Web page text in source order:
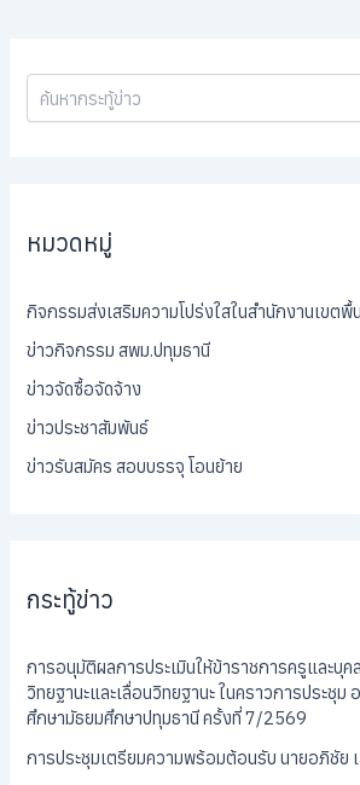
หมวดหมู่
กิจกรรมส่งเสริมความโปร่งใสในสำนักงานเขตพื้
ข่าวกิจกรรม สพม.ปทุมธานี
ข่าวจัดซื้อจัดจ้าง
ข่าวประชาสัมพันธ์
ข่าวรับสมัคร สอบบรรจุ โอนย้าย
กระทู้ข่าว
การอนุมัติผลการประเมินให้ข้าราชการครูและบุ
วิทยฐานะและเลื่อนวิทยฐานะ ในคราวการประชุม
ศึกษามัธยมศึกษาปทุมธานี ครั้งที่ 7/2569
การประชุมเตรียมความพร้อมต้อนรับ นายอภิชัย เ